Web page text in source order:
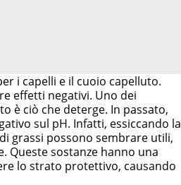
i capelli e il cuoio capelluto.
effetti negativi. Uno dei
è ciò che deterge. In passato,
sul pH. Infatti, essiccando la
grassi possono sembrare utili,
Queste sostanze hanno una
lo strato protettivo, causando